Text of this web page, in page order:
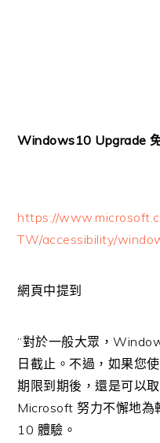
Windows10 Upgrade
https://
TW/accessibility/
網頁中提到
“對於一般大眾，
日截止。不過，如果您
期限到期後，還是可以
Microsoft 努力不懈地
10 體驗。